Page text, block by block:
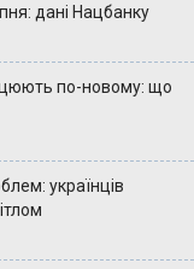
дані Нацбанку
по-новому: що
українців